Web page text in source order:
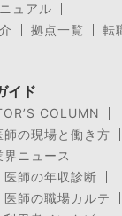
ュアル
拠点一覧
転
イド
COLUMN
師の現場と働き方
界ニュース
医師の年収診断
医師の職場カルテ